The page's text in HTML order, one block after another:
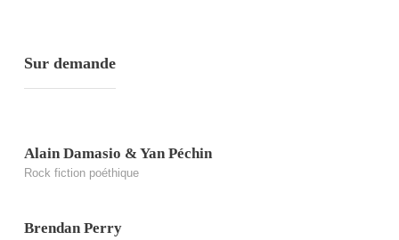
Sur demande
Alain Damasio & Yan Péchin
Rock fiction poéthique
Brendan Perry